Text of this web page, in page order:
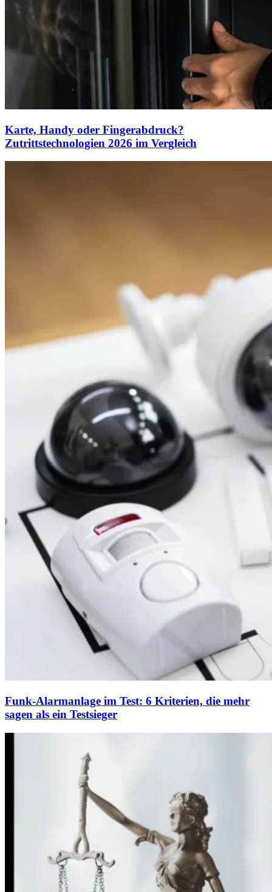
Karte, Handy oder Fingerabdruck?
Zutrittstechnologien 2026 im Vergleich
Funk-Alarmanlage im Test: 6 Kriterien, die mehr
sagen als ein Testsieger